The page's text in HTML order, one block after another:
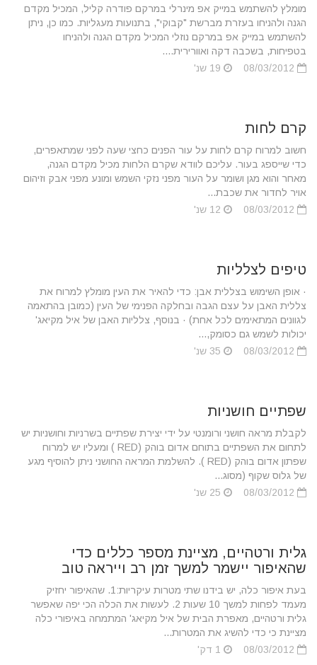
מומלץ להשתמש במייק אפ מינרלי במרקם פודרה קליל, המכיל מקדם
הגנה ולהניחו בעזרת מברשת "קבוקי", בתנועות מעגליות. כמו כן, ניתן
להשתמש במייק אפ במרקם נוזלי המכיל מקדם הגנה ולהניחו
בטפיחות, בשכבה דקה ואוורירית....
קרם לחות
חשוב למרוח קרם לחות על עור הפנים כחצי שעה לפני שמתאפרים,
כדי שייספג בעור. עליכם לוודא שקרם הלחות מכיל מקדם הגנה,
מאחר והוא מגן ושומר על העור מפני נזקי השמש ומונע מפני אבק וזיהום
אויר לחדור את שכבת...
טיפים לצלליות
· אופן השימוש בצללית אבן: כדי להאיר את העין מומלץ למרוח את
צללית האבן על עצם הגבה ובחלקה הפנימי של העין (כמובן בהתאמה
לגוונים המתאימים לכל אחת) · בנוסף, צלליות האבן של איל מקיאג'
יכולות לשמש גם כסומק,...
שפתיים חושניות
לקבלת מראה חושני ורומנטי על ידי יצירת שפתיים בשרניות וחושניות יש
לתחום את השפתיים בתוחם אדום בוהק (RED ) ומעליו יש למרוח
שפתון אדום בוהק (RED ). להשלמת המראה החושני ניתן להוסיף מגע
של גלוס שקוף (מסוג...
גלית ורטהיים, מציינת מספר כללים כדי
שהאיפור יישמר למשך זמן רב וייראה טוב
בעת איפור כלה, יש בידנו שתי מטרות עיקריות:1. שהאיפור יחזיק
מעמד לפחות למשך 10 שעות 2. לעשות את הכלה הכי יפה שאפשר
גלית ורטהיים, מאפרת הבית של איל מקיאג' המתמחה באיפורי כלה
מציינת כי כדי להשיג את המטרות...